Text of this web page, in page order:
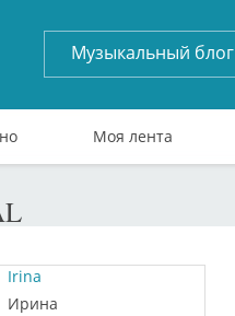
Музыкальный блог
Моя лента
Irina
Ирина